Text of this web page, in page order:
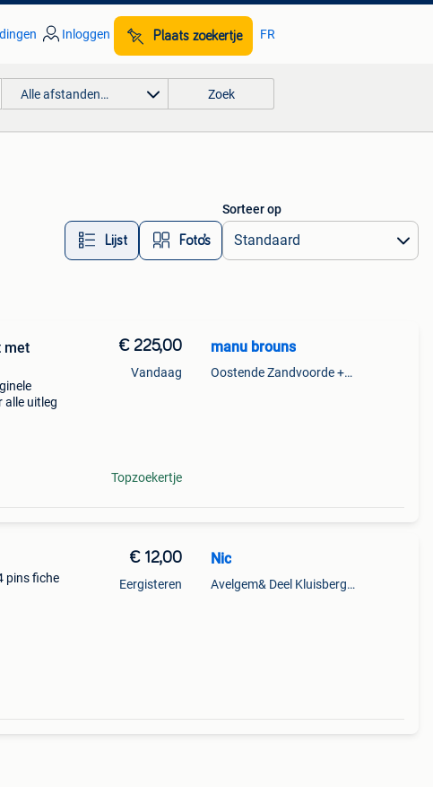
Inloggen Plaats zoekertje FR
Alle afstanden… Zoek
Lijst Foto’s
Sorteer op
met
alle uitleg
€ 225,00
Vandaag
Topzoekertje
manu brouns
Oostende Zandvoorde +Oostende
pins fiche
€ 12,00
Eergisteren
Nic
Avelgem& Deel Kluisbergen